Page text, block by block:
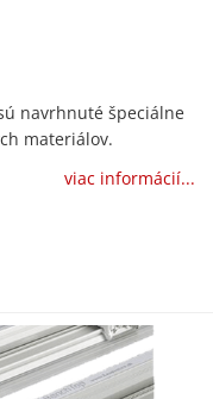
navrhnuté špeciálne
materiálov.
viac informácií...